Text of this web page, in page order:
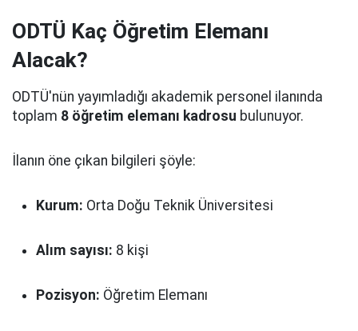
ODTÜ Kaç Öğretim Elemanı
Alacak?
ODTÜ'nün yayımladığı akademik personel ilanında
toplam 8 öğretim elemanı kadrosu bulunuyor.
İlanın öne çıkan bilgileri şöyle:
Kurum: Orta Doğu Teknik Üniversitesi
Alım sayısı: 8 kişi
Pozisyon: Öğretim Elemanı